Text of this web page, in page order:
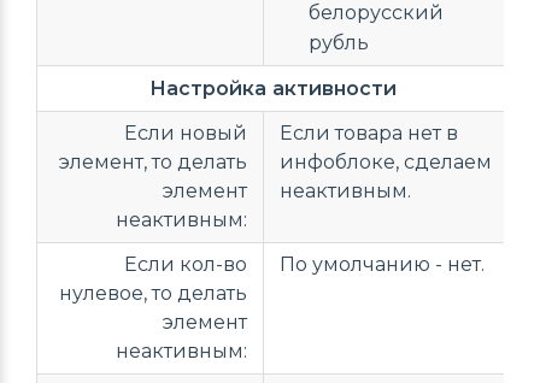
белорусский
рубль
Настройка активности
Если новый
элемент, то делать
элемент
неактивным:
Если товара нет в
инфоблоке, сделаем
неактивным.
Если кол-во
нулевое, то делать
элемент
неактивным:
По умолчанию - нет.